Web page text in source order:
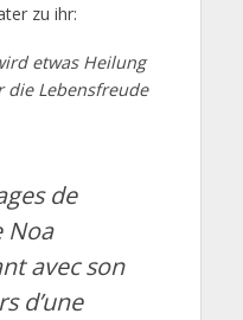
zu ihr:
etwas Heilung
die Lebensfreude
de
Noa
avec son
d’une